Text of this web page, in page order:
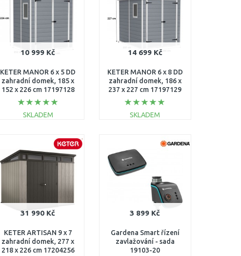
10 999 Kč
KETER MANOR 6 x 5 DD
zahradní domek, 185 x
152 x 226 cm 17197128
SKLADEM
Porovnat
14 699 Kč
KETER MANOR 6 x 8 DD
zahradní domek, 186 x
237 x 227 cm 17197129
SKLADEM
Porovnat
31 990 Kč
KETER ARTISAN 9 x 7
zahradní domek, 277 x
218 x 226 cm 17204256
3 899 Kč
Gardena Smart řízení
zavlažování - sada
19103-20